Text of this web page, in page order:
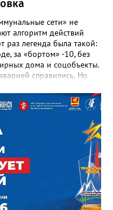
сети» не
алгоритм действий
раз легенда была такой:
за «бортом» -10, без
дома и соцобъекты.
справились. Но
компании
сети
взаимодействие с
и иными службами»,
ГЖИ Ирина
в
слаженно. И
всеми
до конечных